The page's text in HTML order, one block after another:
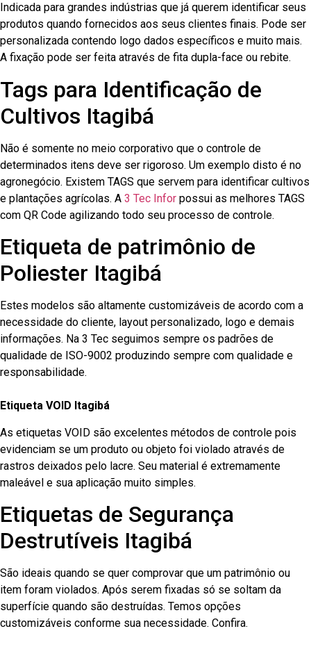
Indicada para grandes indústrias que já querem identificar seus
produtos quando fornecidos aos seus clientes finais. Pode ser
personalizada contendo logo dados específicos e muito mais.
A fixação pode ser feita através de fita dupla-face ou rebite.
Tags para Identificação de
Cultivos Itagibá
Não é somente no meio corporativo que o controle de
determinados itens deve ser rigoroso. Um exemplo disto é no
agronegócio. Existem TAGS que servem para identificar cultivos
e plantações agrícolas. A 3 Tec Infor possui as melhores TAGS
com QR Code agilizando todo seu processo de controle.
Etiqueta de patrimônio de
Poliester Itagibá
Estes modelos são altamente customizáveis de acordo com a
necessidade do cliente, layout personalizado, logo e demais
informações. Na 3 Tec seguimos sempre os padrões de
qualidade de ISO-9002 produzindo sempre com qualidade e
responsabilidade.
Etiqueta VOID Itagibá
As etiquetas VOID são excelentes métodos de controle pois
evidenciam se um produto ou objeto foi violado através de
rastros deixados pelo lacre. Seu material é extremamente
maleável e sua aplicação muito simples.
Etiquetas de Segurança
Destrutíveis Itagibá
São ideais quando se quer comprovar que um patrimônio ou
item foram violados. Após serem fixadas só se soltam da
superfície quando são destruídas. Temos opções
customizáveis conforme sua necessidade. Confira.